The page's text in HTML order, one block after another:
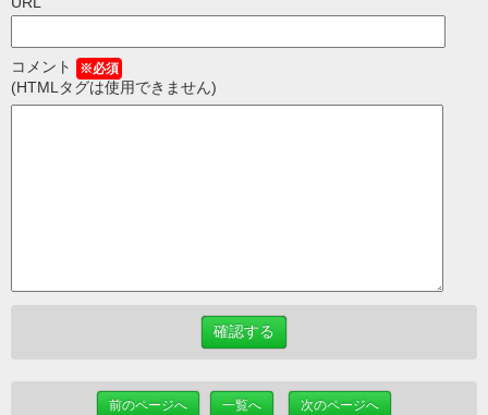
コメント ※必須
(HTMLタグは使用できません)
前のページへ 一覧へ 次のページへ